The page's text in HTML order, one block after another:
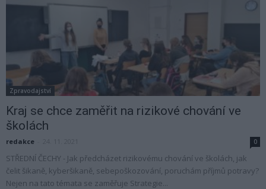
Zpravodajství
Kraj se chce zaměřit na rizikové chování ve
školách
redakce 0
STŘEDNÍ ČECHY - Jak předcházet rizikovému chování ve školách, jak
čelit šikaně, kyberšikaně, sebepoškozování, poruchám příjmů potravy?
Nejen na tato témata se zaměřuje Strategie...